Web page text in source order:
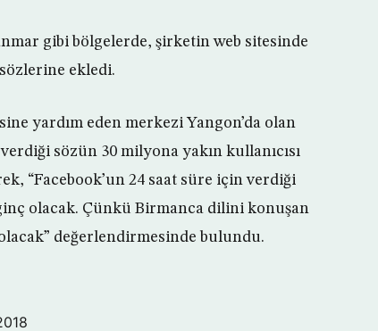
gibi bölgelerde, şirketin web sitesinde
ekledi.
yardım eden merkezi Yangon’da olan
sözün 30 milyona yakın kullanıcısı
“Facebook’un 24 saat süre için verdiği
olacak. Çünkü Birmanca dilini konuşan
değerlendirmesinde bulundu.